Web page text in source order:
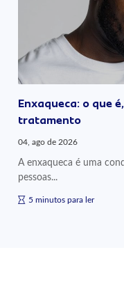
Enxaqueca: o que
tratamento
04, ago de 2026
A enxaqueca é uma
pessoas...
5 minutos para ler